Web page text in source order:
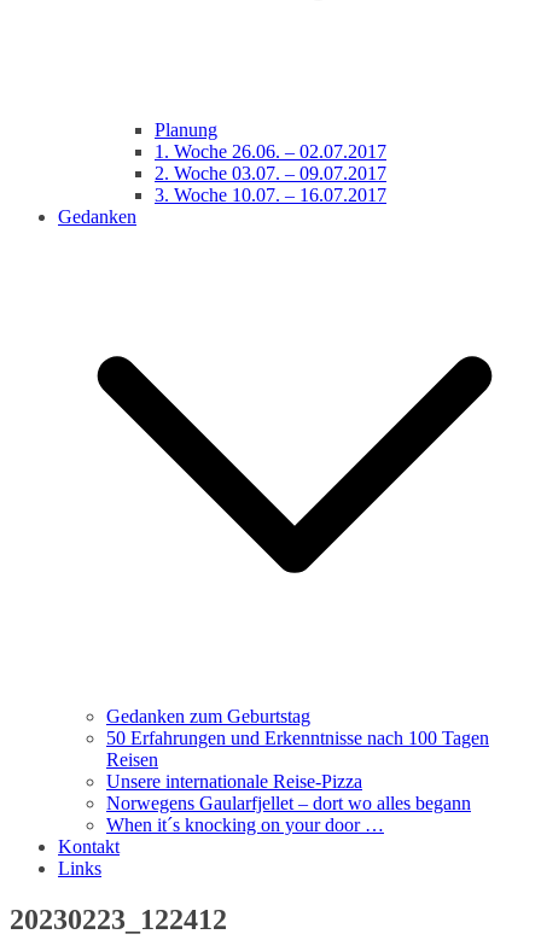
Planung
1. Woche 26.06. – 02.07.2017
2. Woche 03.07. – 09.07.2017
3. Woche 10.07. – 16.07.2017
Gedanken
Gedanken zum Geburtstag
50 Erfahrungen und Erkenntnisse nach 100 Tagen
Reisen
Unsere internationale Reise-Pizza
Norwegens Gaularfjellet – dort wo alles begann
When it´s knocking on your door …
Kontakt
Links
20230223_122412